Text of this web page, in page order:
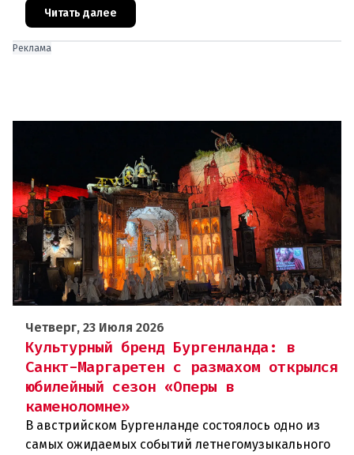
была в конце июня, ког
Читать далее
Реклама
Четверг, 23 Июля 2026
Культурный бренд Бургенланда: в
Санкт-Маргаретен с размахом открылся
юбилейный сезон «Оперы в
каменоломне»
В австрийском Бургенланде состоялось одно из
самых ожидаемых событий летнегомузыкального